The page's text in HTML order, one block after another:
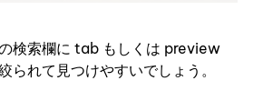
検索欄に tab もしくは preview
られて見つけやすいでしょう。